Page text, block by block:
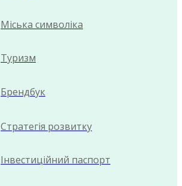
Міська символіка
Туризм
Брендбук
Стратегія розвитку
Інвестиційний паспорт